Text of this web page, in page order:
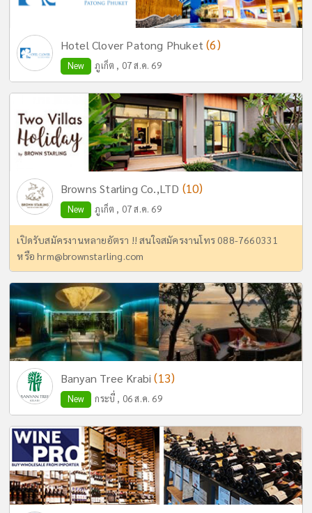
Hotel Clover Patong Phuket(6)
New ภูเก็ต , 07 ส.ค. 69
Browns Starling Co.,LTD (10)
New ภูเก็ต , 07 ส.ค. 69
เปิดรับสมัครงานหลายอัตรา !! สนใจสมัครงานโทร 088-7660331
หรือhrm@brownstarling.com
Banyan Tree Krabi(13)
New กระบี่ , 06 ส.ค. 69